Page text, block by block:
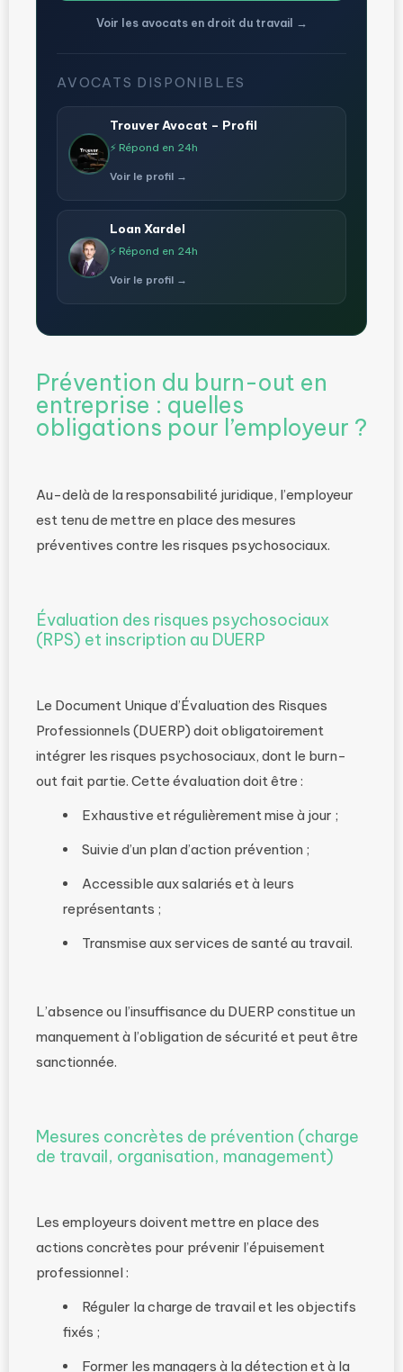
Voir les avocats en droit du travail →
AVOCATS DISPONIBLES
Trouver Avocat – Profil
⚡ Répond en 24h
Voir le profil →
Loan Xardel
⚡ Répond en 24h
Voir le profil →
Prévention du burn-out en
entreprise : quelles
obligations pour l’employeur ?
Au-delà de la responsabilité juridique, l’employeur
est tenu de mettre en place des mesures
préventives contre les risques psychosociaux.
Évaluation des risques psychosociaux
(RPS) et inscription au DUERP
Le Document Unique d’Évaluation des Risques
Professionnels (DUERP) doit obligatoirement
intégrer les risques psychosociaux, dont le burn-
out fait partie. Cette évaluation doit être :
Exhaustive et régulièrement mise à jour ;
Suivie d’un plan d’action prévention ;
Accessible aux salariés et à leurs
représentants ;
Transmise aux services de santé au travail.
L’absence ou l’insuffisance du DUERP constitue un
manquement à l’obligation de sécurité et peut être
sanctionnée.
Mesures concrètes de prévention (charge
de travail, organisation, management)
Les employeurs doivent mettre en place des
actions concrètes pour prévenir l’épuisement
professionnel :
Réguler la charge de travail et les objectifs
fixés ;
Former les managers à la détection et à la